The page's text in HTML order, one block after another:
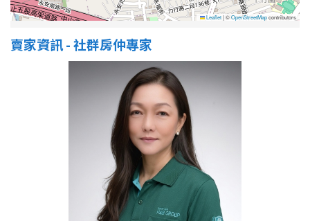
Leaflet|©OpenStreetMapcontributors
賣家資訊 - 社群房仲專家